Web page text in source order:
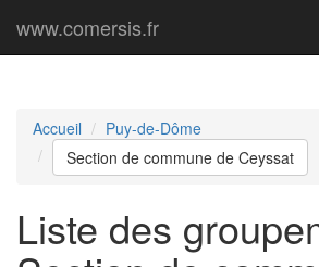
www.comersis.fr
Accueil
Puy-de-Dôme
Section de commune de Ceyssat
Liste des